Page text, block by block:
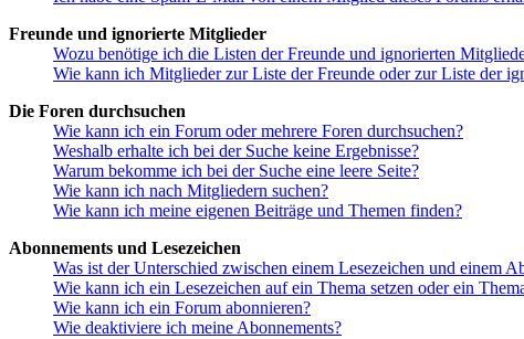
Freunde und ignorierte Mitglieder
Wozu benötige ich die Listen der Freunde und ignorierten
Wie kann ich Mitglieder zur Liste der Freunde oder zur Liste der
Die Foren durchsuchen
Wie kann ich ein Forum oder mehrere Foren durchsuchen?
Weshalb erhalte ich bei der Suche keine Ergebnisse?
Warum bekomme ich bei der Suche eine leere Seite?
Wie kann ich nach Mitgliedern suchen?
Wie kann ich meine eigenen Beiträge und Themen finden?
Abonnements und Lesezeichen
Was ist der Unterschied zwischen einem Lesezeichen und einem
Wie kann ich ein Lesezeichen auf ein Thema setzen oder ein
Wie kann ich ein Forum abonnieren?
Wie deaktiviere ich meine Abonnements?